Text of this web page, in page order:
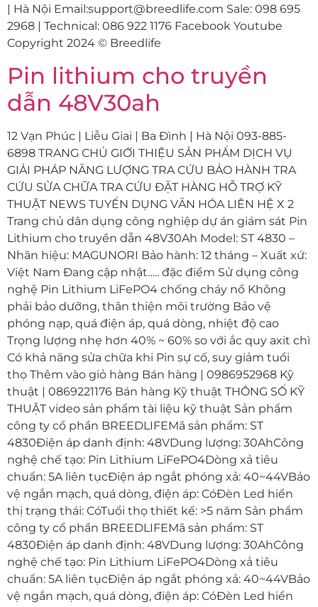
| Hà Nội Email:support@breedlife.com Sale: 098 695
2968 | Technical: 086 922 1176 Facebook Youtube
Copyright 2024 © Breedlife
Pin lithium cho truyền
dẫn 48V30ah
12 Vạn Phúc | Liễu Giai | Ba Đình | Hà Nội 093-885-
6898 TRANG CHỦ GIỚI THIỆU SẢN PHẨM DỊCH VỤ
GIẢI PHÁP NĂNG LƯỢNG TRA CỨU BẢO HÀNH TRA
CỨU SỬA CHỮA TRA CỨU ĐẶT HÀNG HỖ TRỢ KỸ
THUẬT NEWS TUYỂN DỤNG VĂN HÓA LIÊN HỆ X 2
Trang chủ dân dụng công nghiệp dự án giám sát Pin
Lithium cho truyền dẫn 48V30Ah Model: ST 4830 –
Nhãn hiệu: MAGUNORI Bảo hành: 12 tháng – Xuất xứ:
Việt Nam Đang cập nhật….. đặc điểm Sử dụng công
nghệ Pin Lithium LiFePO4 chống cháy nổ Không
phải bảo dưỡng, thân thiện môi trường Bảo vệ
phóng nạp, quá điện áp, quá dòng, nhiệt độ cao
Trọng lượng nhẹ hơn 40% ~ 60% so với ắc quy axit chì
Có khả năng sửa chữa khi Pin sự cố, suy giảm tuổi
thọ Thêm vào giỏ hàng Bán hàng | 0986952968 Kỹ
thuật | 0869221176 Bán hàng Kỹ thuật THÔNG SỐ KỸ
THUẬT video sản phẩm tài liệu kỹ thuật Sản phẩm
công ty cổ phần BREEDLIFEMã sản phẩm: ST
4830Điện áp danh định: 48VDung lượng: 30AhCông
nghệ chế tạo: Pin Lithium LiFePO4Dòng xả tiêu
chuẩn: 5A liên tụcĐiện áp ngắt phóng xả: 40~44VBảo
vệ ngắn mạch, quá dòng, điện áp: CóĐèn Led hiển
thị trạng thái: CóTuổi thọ thiết kế: >5 năm Sản phẩm
công ty cổ phần BREEDLIFEMã sản phẩm: ST
4830Điện áp danh định: 48VDung lượng: 30AhCông
nghệ chế tạo: Pin Lithium LiFePO4Dòng xả tiêu
chuẩn: 5A liên tụcĐiện áp ngắt phóng xả: 40~44VBảo
vệ ngắn mạch, quá dòng, điện áp: CóĐèn Led hiển